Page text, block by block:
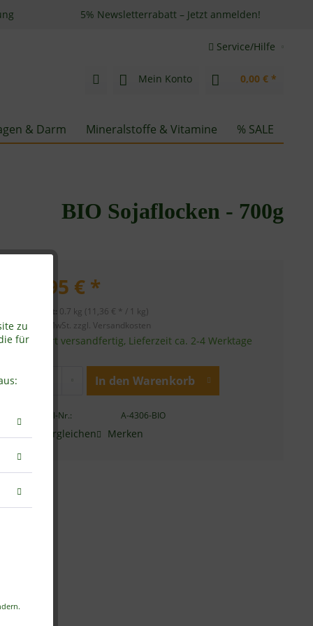
5% Newsletterrabatt – Jetzt anmelden!
Service/Hilfe
Mein Konto 0,00 € *
& Darm Mineralstoffe & Vitamine % SALE
zu
für
BIO Sojaflocken - 700g
7,95 € *
0.7 kg (11,36 € * / 1 kg)
inkl. MwSt. zzgl. Versandkosten
Sofort versandfertig, Lieferzeit ca. 2-4 Werktage
In den Warenkorb
Artikel-Nr.: A-4306-BIO
Vergleichen Merken